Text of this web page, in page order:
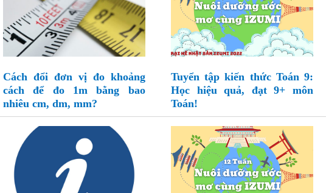
Cách đổi đơn vị đo khoảng
cách để đo 1m bằng bao
nhiêu cm, dm, mm?
Tuyển tập kiến thức Toán 9:
Học hiệu quả, đạt 9+ môn
Toán!